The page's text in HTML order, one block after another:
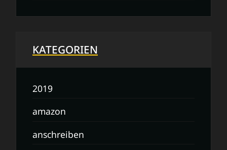
KATEGORIEN
2019
amazon
anschreiben